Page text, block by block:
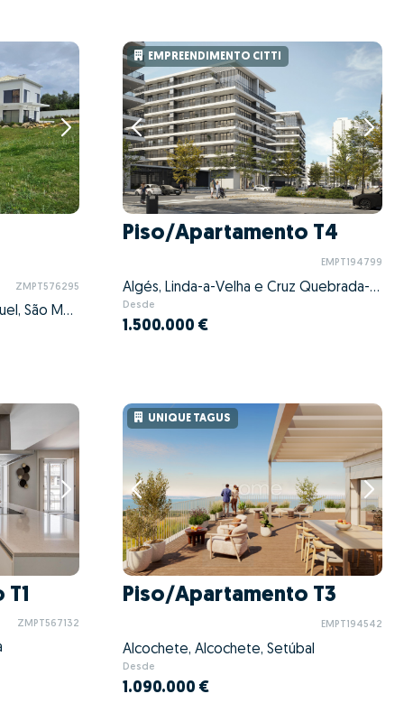
ZMPT576295
Sintra (Santa Maria e São Miguel, São Martinho e São Pedro de Penaferrim), Sintra, Lisboa
EMPREENDIMENTO CITTI
Piso/Apartamento T4
EMPT194799
Algés, Linda-a-Velha e Cruz Quebrada-Dafundo, Oeiras, Lisboa
Desde
1.500.000 €
ZMPT567132
UNIQUE TAGUS
Piso/Apartamento T3
EMPT194542
Alcochete, Alcochete, Setúbal
Desde
1.090.000 €